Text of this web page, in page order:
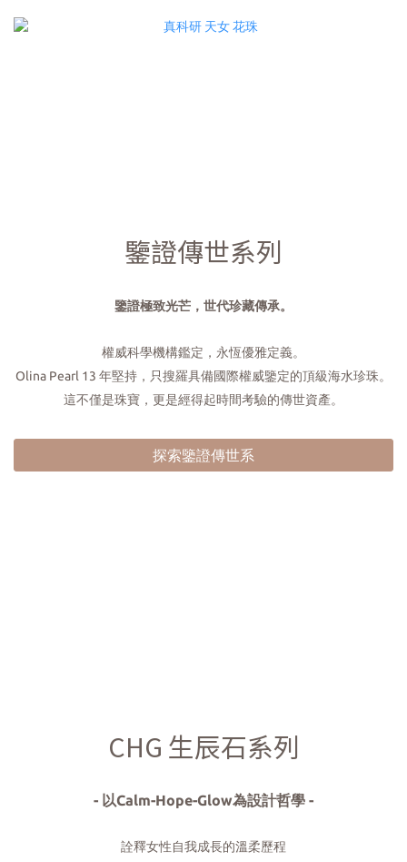
鑒證傳世系列
鑒證極致光芒，世代珍藏傳承。
權威科學機構鑑定，永恆優雅定義。
Olina Pearl 13 年堅持，只搜羅具備國際權威鑒定的頂級海水珍珠。
這不僅是珠寶，更是經得起時間考驗的傳世資產。
探索鑒證傳世系
CHG 生辰石系列
- 以Calm-Hope-Glow為設計哲學 -
詮釋女性自我成長的溫柔歷程